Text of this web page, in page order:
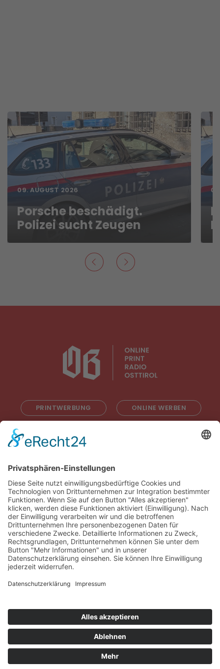
09. AUGUST 2026
Porsche beschädigt.
Polizei sucht Zeugen
PRINTWERBUNG ONLINE WERBEN
Impressum
AGB
Cookie-Einstellungen
Werbe-Einwilligungen